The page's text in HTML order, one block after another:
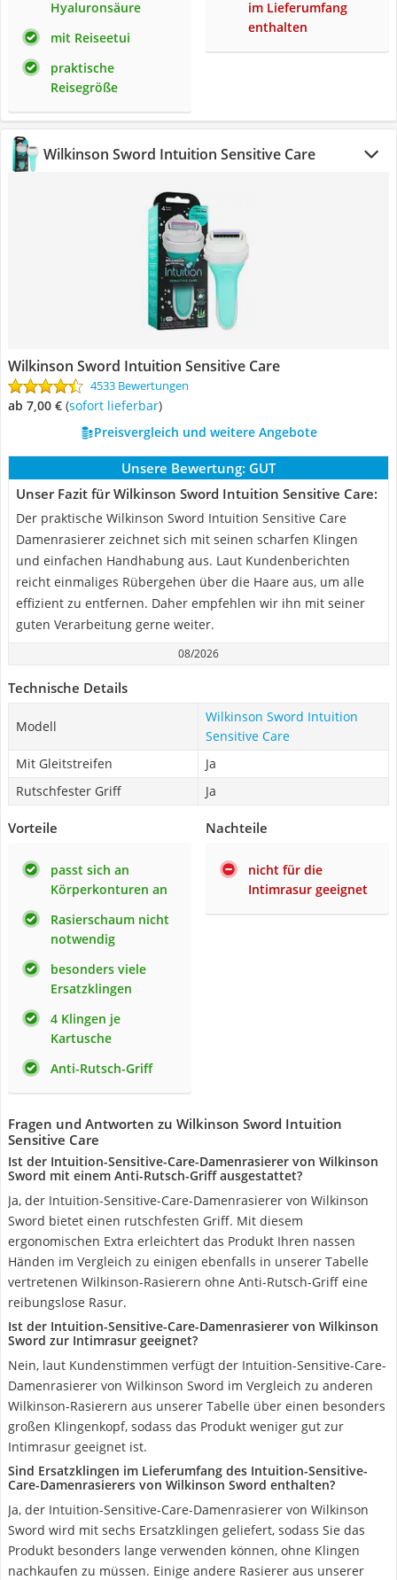
Hyaluronsäure
mit Reiseetui
praktische
Reisegröße
im Lieferumfang
enthalten
Wilkinson Sword Intuition Sensitive Care
Wilkinson Sword Intuition Sensitive Care
4533 Bewertungen
ab 7,00 € ( Sofort lieferbar)
Preisvergleich und weitere Angebote
Unsere Bewertung: GUT
Unser Fazit für Wilkinson Sword Intuition Sensitive Care:
Der praktische Wilkinson Sword Intuition Sensitive Care
Damenrasierer zeichnet sich mit seinen scharfen Klingen
und einfachen Handhabung aus. Laut Kundenberichten
reicht einmaliges Rübergehen über die Haare aus, um alle
effizient zu entfernen. Daher empfehlen wir ihn mit seiner
guten Verarbeitung gerne weiter.
08/2026
Technische Details
Modell
Wilkinson Sword Intuition
Sensitive Care
Mit Gleitstreifen
Ja
Rutschfester Griff
Ja
Vorteile
passt sich an
Körperkonturen an
Rasierschaum nicht
notwendig
besonders viele
Ersatzklingen
4 Klingen je
Kartusche
Anti-Rutsch-Griff
Nachteile
nicht für die
Intimrasur geeignet
Fragen und Antworten zu Wilkinson Sword Intuition
Sensitive Care
Ist der Intuition-Sensitive-Care-Damenrasierer von Wilkinson
Sword mit einem Anti-Rutsch-Griff ausgestattet?
Ja, der Intuition-Sensitive-Care-Damenrasierer von Wilkinson
Sword bietet einen rutschfesten Griff. Mit diesem
ergonomischen Extra erleichtert das Produkt Ihren nassen
Händen im Vergleich zu einigen ebenfalls in unserer Tabelle
vertretenen Wilkinson-Rasierern ohne Anti-Rutsch-Griff eine
reibungslose Rasur.
Ist der Intuition-Sensitive-Care-Damenrasierer von Wilkinson
Sword zur Intimrasur geeignet?
Nein, laut Kundenstimmen verfügt der Intuition-Sensitive-Care-
Damenrasierer von Wilkinson Sword im Vergleich zu anderen
Wilkinson-Rasierern aus unserer Tabelle über einen besonders
großen Klingenkopf, sodass das Produkt weniger gut zur
Intimrasur geeignet ist.
Sind Ersatzklingen im Lieferumfang des Intuition-Sensitive-
Care-Damenrasierers von Wilkinson Sword enthalten?
Ja, der Intuition-Sensitive-Care-Damenrasierer von Wilkinson
Sword wird mit sechs Ersatzklingen geliefert, sodass Sie das
Produkt besonders lange verwenden können, ohne Klingen
nachkaufen zu müssen. Einige andere Rasierer aus unserer